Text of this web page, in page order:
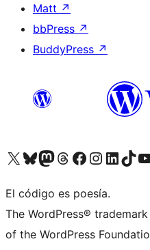
Matt ↗
bbPress ↗
BuddyPress ↗
Visita nuestra cuenta de X (anteriormente Twitter)
Visita nuestra cuenta de Bluesky
Visita nuestra cuenta de Mastodon
Visita nuestra cuenta de Threads
Visita nuestra página de Facebook
Visita nuestra cuenta de
Visita nuestra cuenta
Visita nuestra
El código es poesía.
The WordPress®
of the WordPress